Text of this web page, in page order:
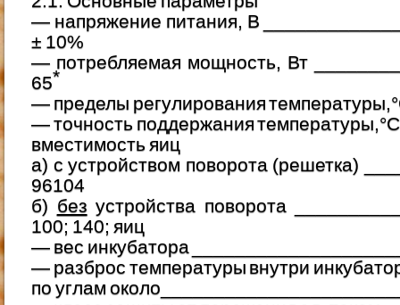
— напряжение питания, В
± 10%
— потребляемая мощность, Вт
65*
— пределы регулирования
— точность поддержания
вместимость яиц
а) с устройством поворота (решетка)
96104
б) без устройства поворота
100; 140; яиц
— вес инкубатора
— разброс температуры внутри
по углам